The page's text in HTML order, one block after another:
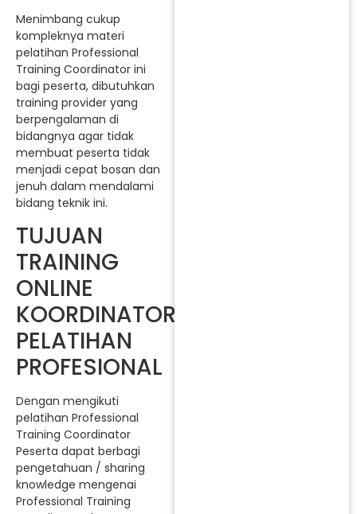
Menimbang cukup
kompleknya materi
pelatihan Professional
Training Coordinator ini
bagi peserta, dibutuhkan
training provider yang
berpengalaman di
bidangnya agar tidak
membuat peserta tidak
menjadi cepat bosan dan
jenuh dalam mendalami
bidang teknik ini.
TUJUAN
TRAINING
ONLINE
KOORDINATOR
PELATIHAN
PROFESIONAL
Dengan mengikuti
pelatihan Professional
Training Coordinator
Peserta dapat berbagi
pengetahuan / sharing
knowledge mengenai
Professional Training